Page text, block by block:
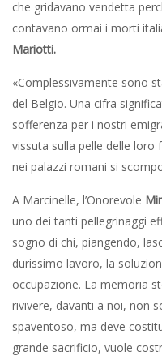
che gridavano vendetta
contavano ormai i morti
Mariotti.
«Complessivamente sono
del Belgio. Una cifra
sofferenza per i nostri
vissuta sulla pelle delle loro
nei palazzi romani si
A Marcinelle, l’Onorevole
uno dei tanti pellegrinaggi
sogno di chi, piangendo,
durissimo lavoro, la
occupazione. La memoria
rivivere, davanti a noi, non
spaventoso, ma deve
grande sacrificio, vuole